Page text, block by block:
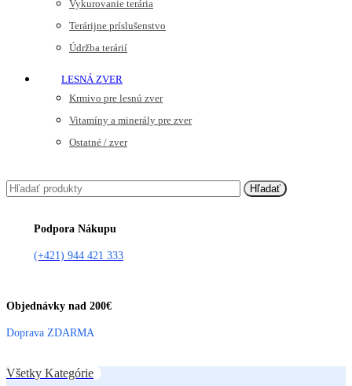
Vykurovanie terária
Terárijne príslušenstvo
Údržba terárií
LESNÁ ZVER
Krmivo pre lesnú zver
Vitamíny a minerály pre zver
Ostatné / zver
Hľadať
Podpora Nákupu
(+421) 944 421 333
Objednávky nad 200€
Doprava ZDARMA
Všetky Kategórie